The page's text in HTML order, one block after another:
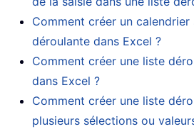
Comment créer un
déroulante dans Excel ?
Comment créer une liste
dans Excel ?
Comment créer une liste
plusieurs sélections ou